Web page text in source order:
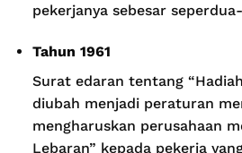
pekerjanya sebesar
Tahun 1961
Surat edaran tentang
diubah menjadi peraturan
mengharuskan perusahaan
Lebaran” kepada pekerja